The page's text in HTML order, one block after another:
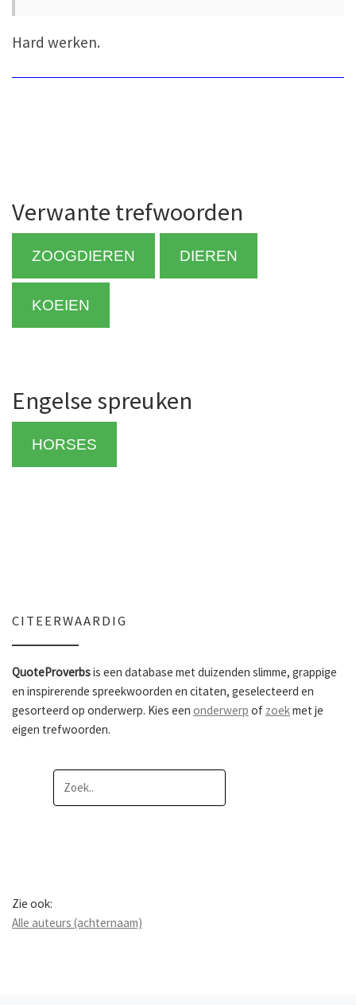
Hard werken.
Verwante trefwoorden
ZOOGDIEREN DIEREN
KOEIEN
Engelse spreuken
HORSES
CITEERWAARDIG
QuoteProverbsis een database met duizenden slimme, grappige
en inspirerende spreekwoorden en citaten, geselecteerd en
gesorteerd op onderwerp. Kies een onderwerp of zoekmet je
eigen trefwoorden.
Zie ook:
Alle auteurs (achternaam)